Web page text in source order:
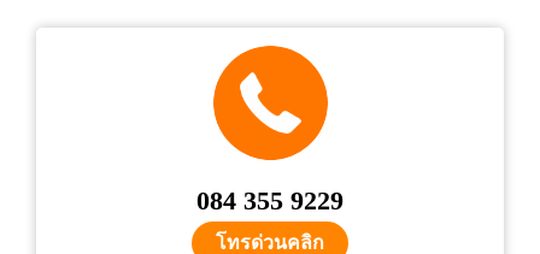
084 355 9229
โทรด่วนคลิก